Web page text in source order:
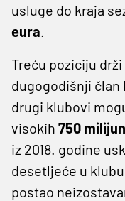
usluge do kraja
eura.
Treću poziciju
dugogodišnji član
drugi klubovi
visokih 750
iz 2018. godine
desetljeće u
postao